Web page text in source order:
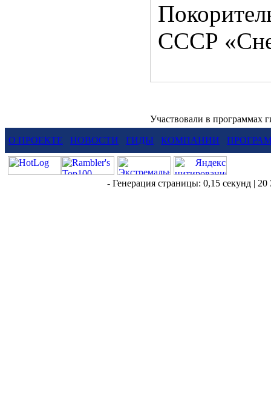
СССР
Участвовали в программах
О ПРОЕКТЕ НОВОСТИ ГИДЫ КОМПАНИИ
- Генерация страницы: 0,15 секунд |